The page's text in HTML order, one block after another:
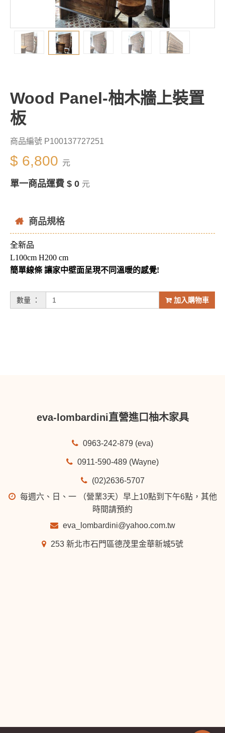
Wood Panel-柚木牆上裝置
板
商品編號 P100137727251
$ 6,800 元
單一商品運費 $ 0 元
商品規格
全新品
L100cm H200 cm
簡單線條 讓家中壁面呈現不同溫暖的感覺!
數量 ： 加入購物車
eva-lombardini直營進口柚木家具
0963-242-879 (eva)
0911-590-489 (Wayne)
(02)2636-5707
每週六、日、一 （營業3天）早上10點到下午6點，其他
時間請預約
eva_lombardini@yahoo.com.tw
253 新北市石門區德茂里金華新城5號